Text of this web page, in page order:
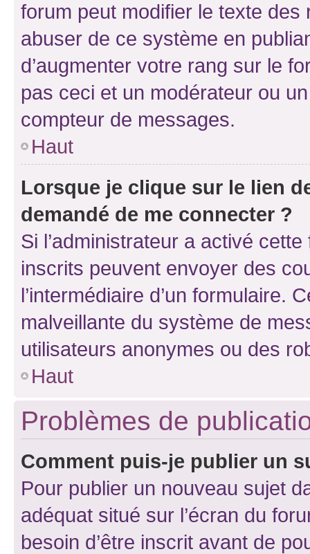
forum peut modifier le texte
abuser de ce système en
d’augmenter votre rang sur le
pas ceci et un modérateur ou
compteur de messages.
Haut
Lorsque je clique sur le lien
demandé de me connecter ?
Si l’administrateur a activé
inscrits peuvent envoyer des
l’intermédiaire d’un formulaire.
malveillante du système de
utilisateurs anonymes ou des
Haut
Problèmes de
Comment puis-je publier un
Pour publier un nouveau sujet
adéquat situé sur l’écran du
besoin d’être inscrit avant de